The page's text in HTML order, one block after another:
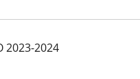
2023-2024